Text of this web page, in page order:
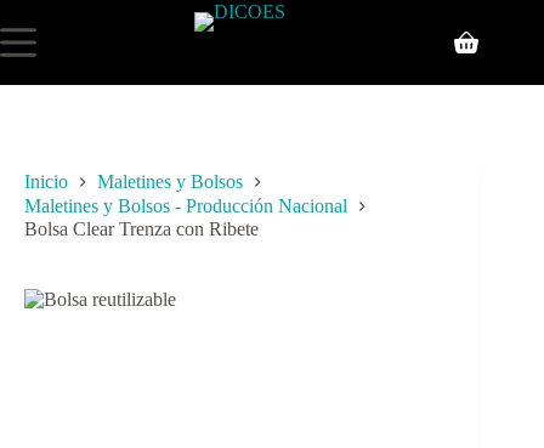
Inicio
Maletines y Bolsos
Maletines y Bolsos - Producción Nacional
Bolsa Clear Trenza con Ribete